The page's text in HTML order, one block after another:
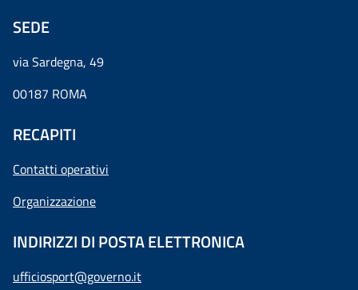
SEDE
via Sardegna, 49
00187 ROMA
RECAPITI
Contatti operativi
Organizzazione
INDIRIZZI DI POSTA ELETTRONICA
ufficiosport@governo.it